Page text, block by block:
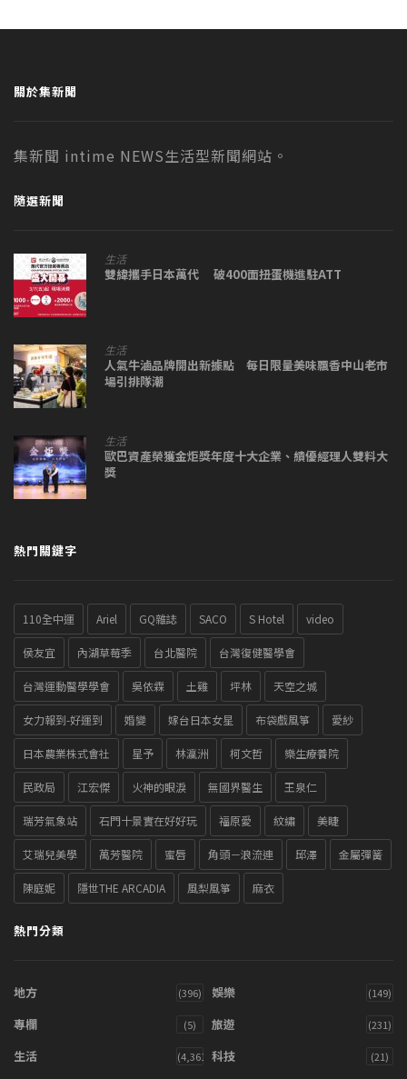
關於集新聞
集新聞 intime NEWS生活型新聞網站。
隨選新聞
生活
雙緯攜手日本萬代 破400面扭蛋機進駐ATT
生活
人氣牛滷品牌開出新據點 每日限量美味飄香中山老市
場引排隊潮
生活
歐巴資產榮獲金炬獎年度十大企業、績優經理人雙料大
獎
熱門關鍵字
110全中運 Ariel GQ雜誌 SACO S Hotel video
侯友宜 內湖草莓季 台北醫院 台灣復健醫學會
台灣運動醫學學會 吳依霖 土雞 坪林 天空之城
女力報到-好運到 婚變 嫁台日本女星 布袋戲風箏 愛紗
日本農業株式會社 星予 林瀛洲 柯文哲 樂生療養院
民政局 江宏傑 火神的眼淚 無國界醫生 王泉仁
瑞芳氣象站 石門十景實在好好玩 福原愛 紋繡 美睫
艾瑞兒美學 萬芳醫院 蜜唇 角頭－浪流連 邱澤 金屬彈簧
陳庭妮 隱世THE ARCADIA 風梨風箏 麻衣
熱門分類
地方 (396) 娛樂 (149)
專欄 (5) 旅遊 (231)
生活 (4,361) 科技 (21)